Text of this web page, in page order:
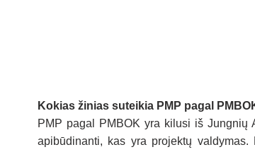
Kokias žinias suteikia PMP pagal
PMP pagal PMBOK yra kilusi iš Jungnių
apibūdinanti, kas yra projektų